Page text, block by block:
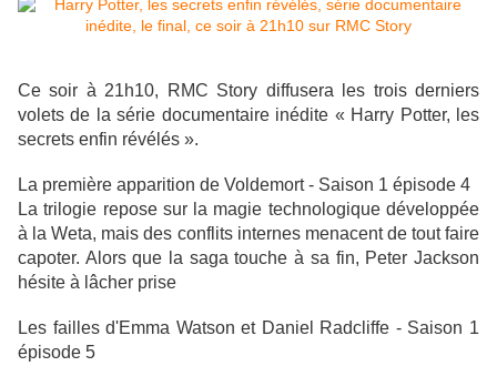
Ce soir à 21h10, RMC Story diffusera les trois derniers
volets de la série documentaire inédite « Harry Potter, les
secrets enfin révélés ».
La première apparition de Voldemort - Saison 1 épisode 4
La trilogie repose sur la magie technologique développée
à la Weta, mais des conflits internes menacent de tout faire
capoter. Alors que la saga touche à sa fin, Peter Jackson
hésite à lâcher prise
Les failles d'Emma Watson et Daniel Radcliffe - Saison 1
épisode 5